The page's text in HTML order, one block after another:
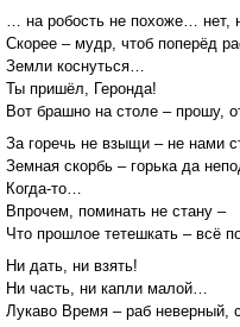
… на робость не похоже… нет,
Скорее – мудр, чтоб поперёд
Земли коснуться…
Ты пришёл, Геронда!
Вот брашно на столе – прошу,
За горечь не взыщи – не нами
Земная скорбь – горька да
Когда-то…
Впрочем, поминать не стану –
Что прошлое тетешкать – всё
Ни дать, ни взять!
Ни часть, ни капли малой…
Лукаво Время – раб неверный,